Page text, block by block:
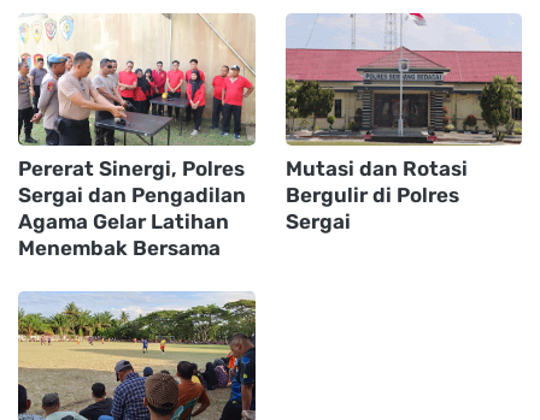
Pererat Sinergi, Polres
Sergai dan Pengadilan
Agama Gelar Latihan
Menembak Bersama
Mutasi dan Rotasi
Bergulir di Polres
Sergai